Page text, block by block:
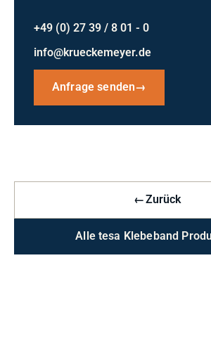
+49 (0) 27 39 / 8 01 - 0
info@krueckemeyer.de
Anfrage senden→
←Zurück
Alle tesa Klebeband